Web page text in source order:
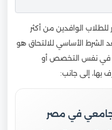
الوافدين من أكثر
الشرط الأساسي للالتحاق هو
في نفس التخصص أو
إلى جانب:
في مصر